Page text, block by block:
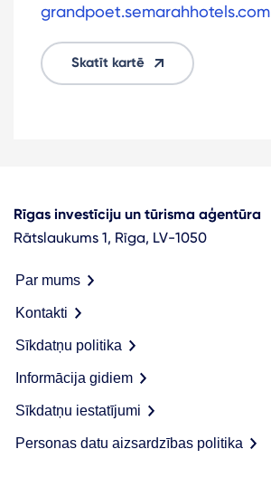
grandpoet.semarahhotels.com
Skatīt kartē
Rīgas investīciju un tūrisma aģentūra
Rātslaukums 1, Rīga, LV-1050
Par mums
Kontakti
Sīkdatņu politika
Informācija gidiem
Sīkdatņu iestatījumi
Personas datu aizsardzības politika